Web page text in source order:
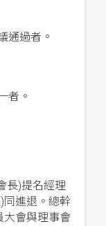
通過者。
者。
長)提名經理
同進退。總幹
大會與理事會